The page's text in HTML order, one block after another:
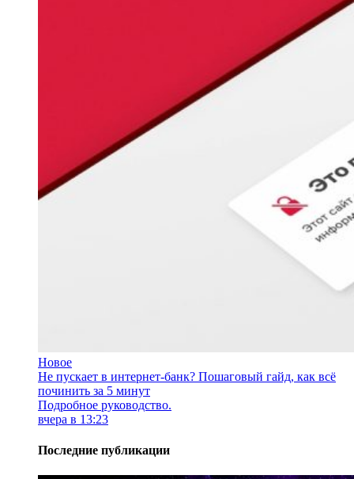
Новое
Не пускает в интернет-банк? Пошаговый гайд, как всё
починить за 5 минут
Подробное руководство.
вчера в 13:23
Последние публикации